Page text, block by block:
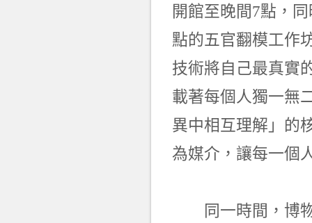
開館至晚間7點，
點的五官翻模工作
技術將自己最真實
載著每個人獨一無
異中相互理解」的
為媒介，讓每一個
同一時間，博物